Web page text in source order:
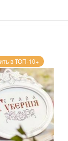
в ТОП-10+